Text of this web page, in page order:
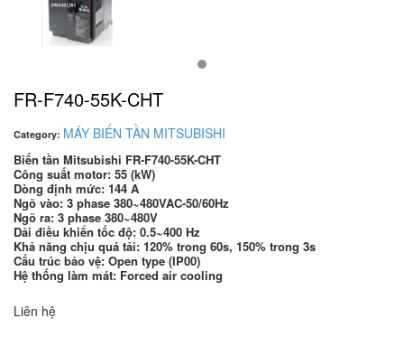
FR-F740-55K-CHT
Category: MÁY BIẾN TẦN MITSUBISHI
Biến tần Mitsubishi FR-F740-55K-CHT
Công suất motor: 55 (kW)
Dòng định mức: 144 A
Ngõ vào: 3 phase 380~480VAC-50/60Hz
Ngõ ra: 3 phase 380~480V
Dải điều khiển tốc độ: 0.5~400 Hz
Khả năng chịu quá tải: 120% trong 60s, 150% trong 3s
Cấu trúc bảo vệ: Open type (IP00)
Hệ thống làm mát: Forced air cooling
Liên hệ